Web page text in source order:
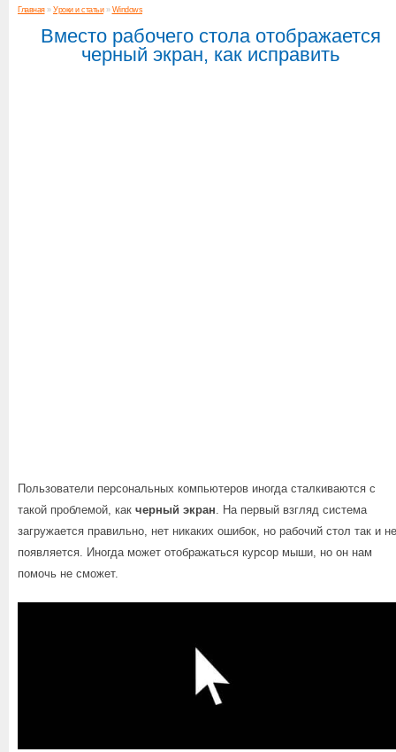
Главная» Уроки и статьи» Windows
Вместо рабочего стола отображается
черный экран, как исправить
Пользователи персональных компьютеров иногда сталкиваются с
такой проблемой, как черный экран. На первый взгляд система
загружается правильно, нет никаких ошибок, но рабочий стол так и не
появляется. Иногда может отображаться курсор мыши, но он нам
помочь не сможет.